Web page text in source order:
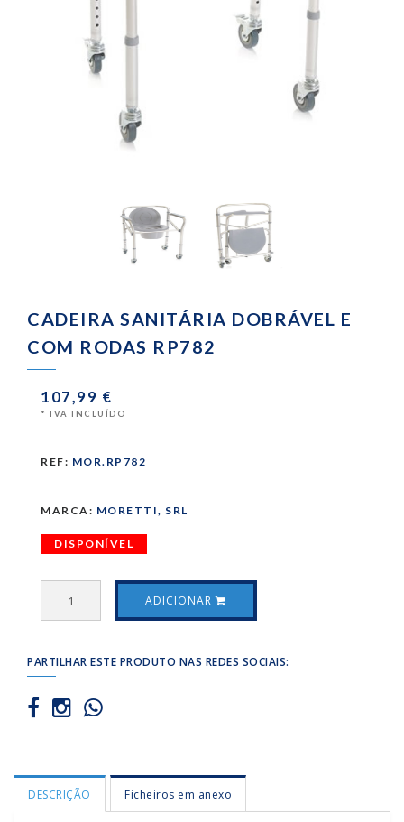
CADEIRA SANITÁRIA DOBRÁVEL E
COM RODAS RP782
107,99 €
* IVA INCLUÍDO
REF: MOR.RP782
MARCA: MORETTI, SRL
DISPONÍVEL
ADICIONAR
PARTILHAR ESTE PRODUTO NAS REDES SOCIAIS:
DESCRIÇÃO Ficheiros em anexo